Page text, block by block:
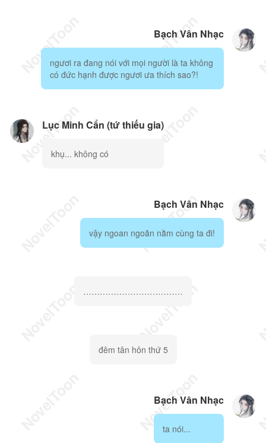
Bạch Vân Nhạc
ngươi ra đang nói với mọi người là ta không
có đức hạnh được ngươi ưa thích sao?!
Lục Minh Cẩn (tứ thiếu gia)
khụ... không có
Bạch Vân Nhạc
vậy ngoan ngoãn nằm cùng ta đi!
………………………………
đêm tân hôn thứ 5
Bạch Vân Nhạc
ta nói...